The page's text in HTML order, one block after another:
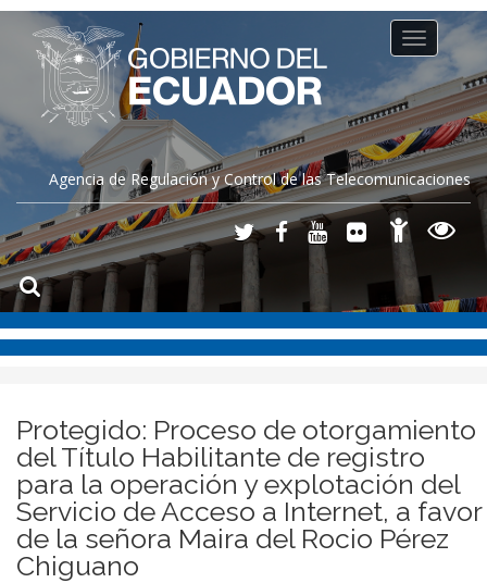
Agencia de Regulación y Control de las Telecomunicaciones
Toggle
navigation
Protegido: Proceso de otorgamiento
del Título Habilitante de registro
para la operación y explotación del
Servicio de Acceso a Internet, a favor
de la señora Maira del Rocio Pérez
Chiguano